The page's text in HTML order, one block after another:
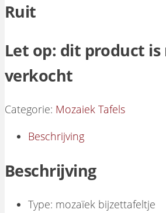
Ruit
Let op: dit product is
verkocht
Categorie: Mozaiek Tafels
Beschrijving
Beschrijving
Type: mozaïek bijzettafeltje